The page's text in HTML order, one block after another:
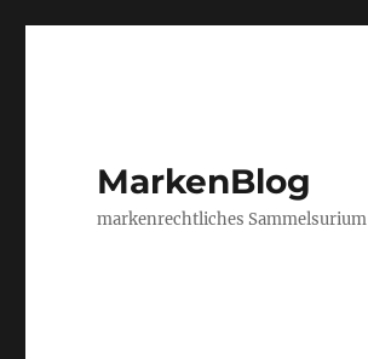
MarkenBlog
markenrechtliches Sammelsurium